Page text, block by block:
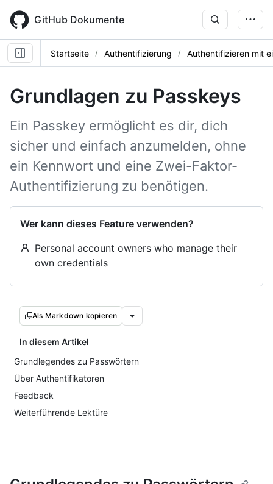
main
content
GitHub Dokumente
Startseite Authentifizierung Authentifizieren mit
Grundlagen zu Passkeys
Ein Passkey ermöglicht es dir, dich
sicher und einfach anzumelden, ohne
ein Kennwort und eine Zwei-Faktor-
Authentifizierung zu benötigen.
Wer kann dieses Feature verwenden?
Personal account owners who manage their
own credentials
Als Markdown kopieren
In diesem Artikel
Grundlegendes zu Passwörtern
Über Authentifikatoren
Feedback
Weiterführende Lektüre